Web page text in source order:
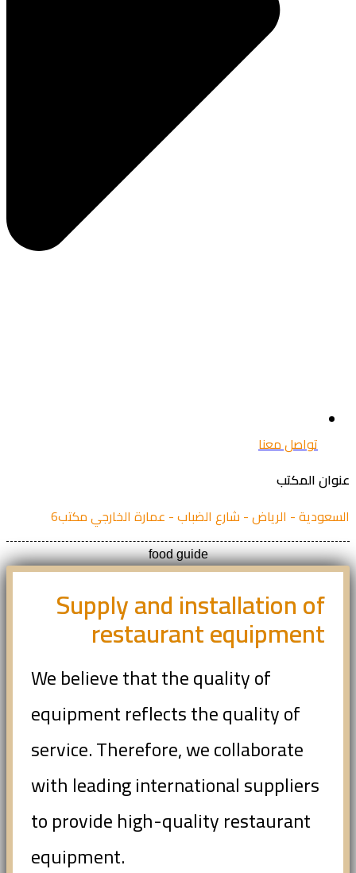
تواصل معنا
عنوان المكتب
السعودية - الرياض - شارع الضباب - عمارة الخارجي مكتب6
food guide
Supply and installation of
restaurant equipment
We believe that the quality of
equipment reflects the quality of
service. Therefore, we collaborate
with leading international suppliers
to provide high-quality restaurant
equipment.